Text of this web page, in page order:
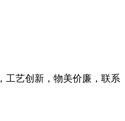
工艺创新，物美价廉，联系